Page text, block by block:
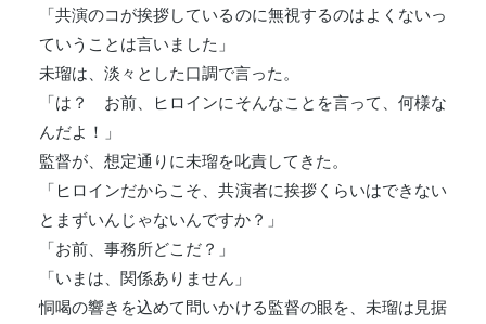
「共演のコが挨拶しているのに無視するのはよくないっ
ていうことは言いました」
未瑠は、淡々とした口調で言った。
「は？ お前、ヒロインにそんなことを言って、何様な
んだよ！」
監督が、想定通りに未瑠を叱責してきた。
「ヒロインだからこそ、共演者に挨拶くらいはできない
とまずいんじゃないんですか？」
「お前、事務所どこだ？」
「いまは、関係ありません」
恫喝の響きを込めて問いかける監督の眼を、未瑠は見据